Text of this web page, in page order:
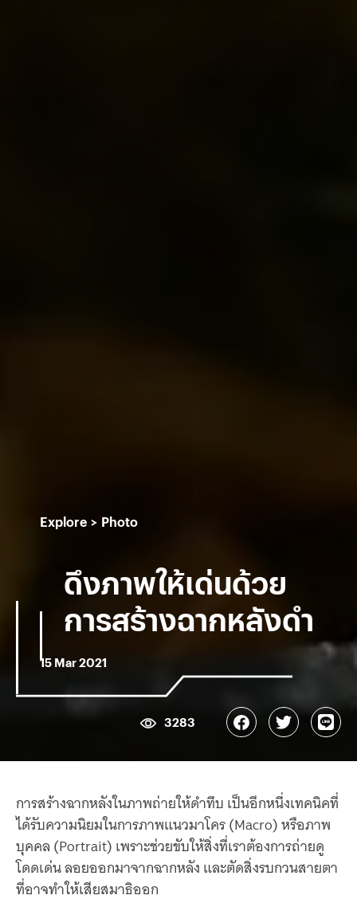
Explore Photo
ดึงภาพให้เด่นด้วย
การสร้างฉากหลังดำ
15 Mar 2021
3283
การสร้างฉากหลังในภาพถ่ายให้ดำทึบ เป็นอีกหนึ่งเทคนิคที่
ได้รับความนิยมในการภาพแนวมาโคร (Macro) หรือภาพ
บุคคล (Portrait) เพราะช่วยขับให้สิ่งที่เราต้องการถ่ายดู
โดดเด่น ลอยออกมาจากฉากหลัง และตัดสิ่งรบกวนสายตา
ที่อาจทำให้เสียสมาธิออก